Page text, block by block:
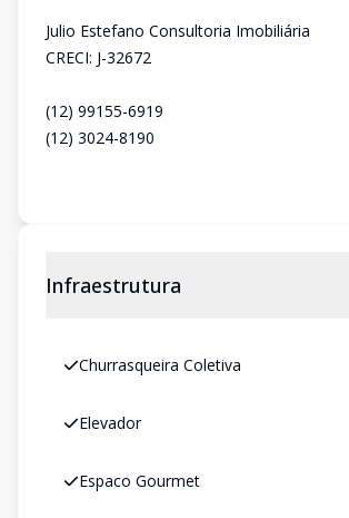
Julio Estefano Consultoria Imobiliária
CRECI: J-32672
(12) 99155-6919
(12) 3024-8190
Infraestrutura
Churrasqueira Coletiva
Elevador
Espaco Gourmet